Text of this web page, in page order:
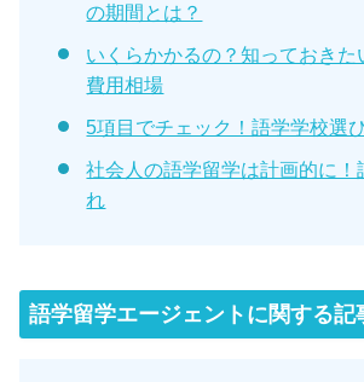
の期間とは？
いくらかかるの？知っておきた
費用相場
5項目でチェック！語学学校選
社会人の語学留学は計画的に！
れ
語学留学エージェントに関する記